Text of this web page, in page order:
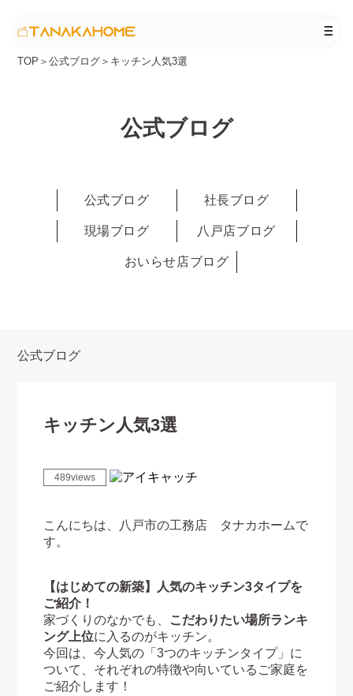
TOP ＞公式ブログ ＞ キッチン人気3選
公式ブログ
公式ブログ 社長ブログ
現場ブログ 八戸店ブログ
おいらせ店ブログ
公式ブログ
キッチン人気3選
489views
こんにちは、八戸市の工務店 タナカホームで
す。
【はじめての新築】人気のキッチン3タイプを
ご紹介！
家づくりのなかでも、
こだわりたい場所ランキ
ング上位に入るのがキッチン。
今回は、今人気の「3つのキッチンタイプ」に
ついて、それぞれの特徴や向いているご家庭を
ご紹介します！